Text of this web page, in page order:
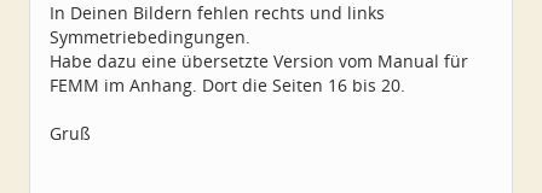
In Deinen Bildern fehlen rechts und links
Symmetriebedingungen.
Habe dazu eine übersetzte Version vom Manual für
FEMM im Anhang. Dort die Seiten 16 bis 20.
Gruß